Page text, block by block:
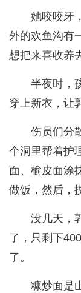
她咬咬牙
外的欢鱼沟有
想把来喜收养
半夜时，
穿上新衣，让
伤员们分
个洞里帮着护
面、榆皮面涂
做饭，然后，
没几天，
了，只剩下
了。
糠炒面是